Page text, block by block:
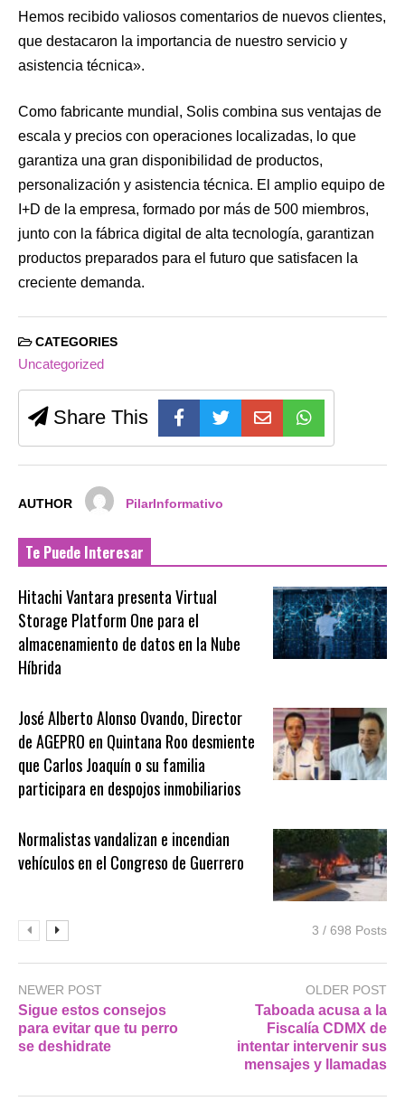
Hemos recibido valiosos comentarios de nuevos clientes,
que destacaron la importancia de nuestro servicio y
asistencia técnica».
Como fabricante mundial, Solis combina sus ventajas de
escala y precios con operaciones localizadas, lo que
garantiza una gran disponibilidad de productos,
personalización y asistencia técnica. El amplio equipo de
I+D de la empresa, formado por más de 500 miembros,
junto con la fábrica digital de alta tecnología, garantizan
productos preparados para el futuro que satisfacen la
creciente demanda.
CATEGORIES
Uncategorized
Share This
AUTHOR PilarInformativo
Te Puede Interesar
Hitachi Vantara presenta Virtual
Storage Platform One para el
almacenamiento de datos en la Nube
Híbrida
José Alberto Alonso Ovando, Director
de AGEPRO en Quintana Roo desmiente
que Carlos Joaquín o su familia
participara en despojos inmobiliarios
Normalistas vandalizan e incendian
vehículos en el Congreso de Guerrero
3 / 698 Posts
NEWER POST
Sigue estos consejos
para evitar que tu perro
se deshidrate
OLDER POST
Taboada acusa a la
Fiscalía CDMX de
intentar intervenir sus
mensajes y llamadas